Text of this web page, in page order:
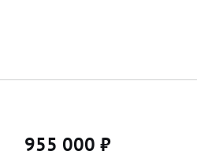
955 000 ₽